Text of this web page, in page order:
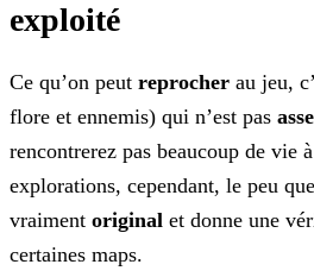
exploité
Ce qu’on peut reprocher au jeu,
flore et ennemis) qui n’est pas
rencontrerez pas beaucoup de vie
explorations, cependant, le peu
vraiment original et donne une
certaines maps.